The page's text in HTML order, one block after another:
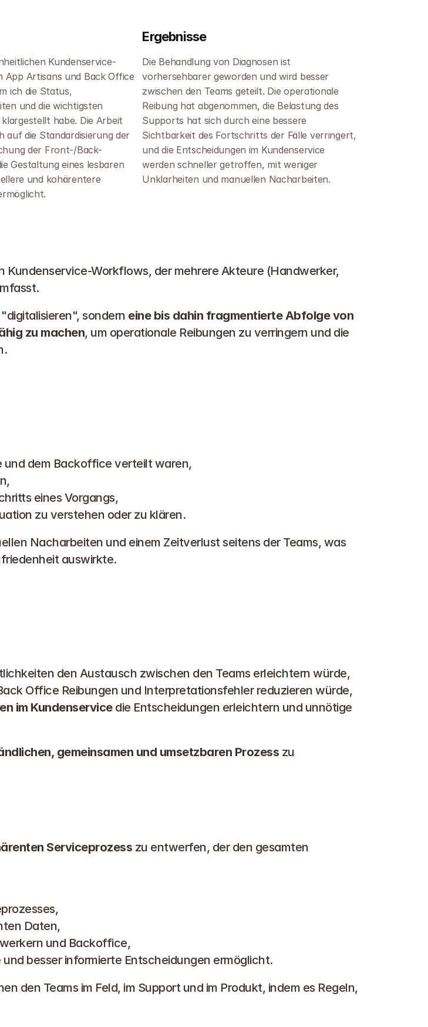
Kundenservice-
App Artisans und Back Office
ich die Status,
und die wichtigsten
habe. Die Arbeit
auf die Standardisierung der
der Front-/Back-
Gestaltung eines lesbaren
und kohärentere
Ergebnisse
Die Behandlung von Diagnosen ist
vorhersehbarer geworden und wird besser
zwischen den Teams geteilt. Die operationale
Reibung hat abgenommen, die Belastung des
Supports hat sich durch eine bessere
Sichtbarkeit des Fortschritts der Fälle verringert,
und die Entscheidungen im Kundenservice
werden schneller getroffen, mit weniger
Unklarheiten und manuellen Nacharbeiten.
Kundenservice-Workflows, der mehrere Akteure (Handwerker,
sondern eine bis dahin fragmentierte Abfolge von
zu machen, um operationale Reibungen zu verringern und die
und dem Backoffice verteilt waren,
eines Vorgangs,
zu verstehen oder zu klären.
Nacharbeiten und einem Zeitverlust seitens der Teams, was
auswirkte.
den Austausch zwischen den Teams erleichtern würde,
Office Reibungen und Interpretationsfehler reduzieren würde,
im Kundenservice die Entscheidungen erleichtern und unnötige
gemeinsamen und umsetzbaren Prozess zu
Serviceprozess zu entwerfen, der den gesamten
Daten,
und Backoffice,
besser informierte Entscheidungen ermöglicht.
den Teams im Feld, im Support und im Produkt, indem es Regeln,